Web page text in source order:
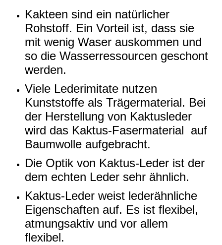
Kakteen sind ein natürlicher
Rohstoff. Ein Vorteil ist, dass sie
mit wenig Waser auskommen und
so die Wasserressourcen geschont
werden.
Viele Lederimitate nutzen
Kunststoffe als Trägermaterial. Bei
der Herstellung von Kaktusleder
wird das Kaktus-Fasermaterial auf
Baumwolle aufgebracht.
Die Optik von Kaktus-Leder ist der
dem echten Leder sehr ähnlich.
Kaktus-Leder weist lederähnliche
Eigenschaften auf. Es ist flexibel,
atmungsaktiv und vor allem
flexibel.